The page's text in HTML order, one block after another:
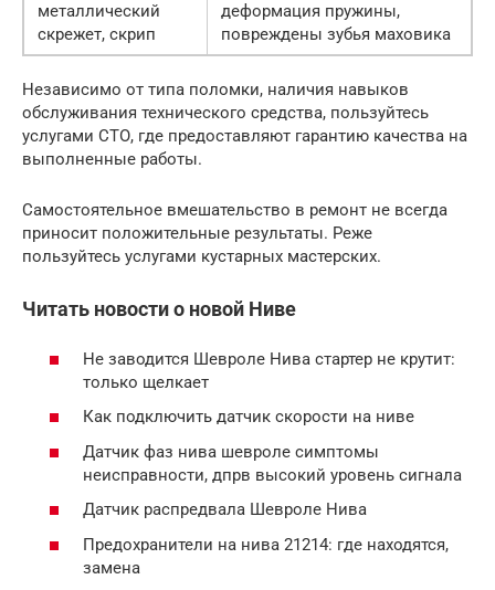
металлический
скрежет, скрип
деформация пружины,
повреждены зубья маховика
Независимо от типа поломки, наличия навыков
обслуживания технического средства, пользуйтесь
услугами СТО, где предоставляют гарантию качества на
выполненные работы.
Самостоятельное вмешательство в ремонт не всегда
приносит положительные результаты. Реже
пользуйтесь услугами кустарных мастерских.
Читать новости о новой Ниве
Не заводится Шевроле Нива стартер не крутит:
только щелкает
Как подключить датчик скорости на ниве
Датчик фаз нива шевроле симптомы
неисправности, дпрв высокий уровень сигнала
Датчик распредвала Шевроле Нива
Предохранители на нива 21214: где находятся,
замена